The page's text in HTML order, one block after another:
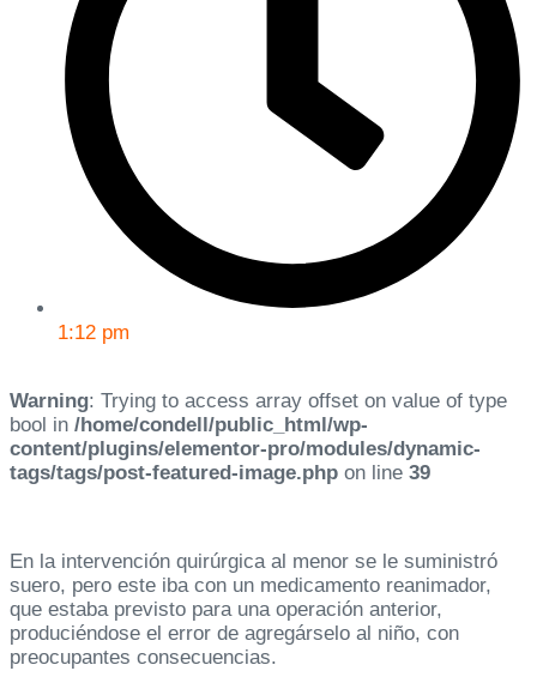
1:12 pm
Warning: Trying to access array offset on value of type
bool in /home/condell/public_html/wp-
content/plugins/elementor-pro/modules/dynamic-
tags/tags/post-featured-image.php on line 39
En la intervención quirúrgica al menor se le suministró
suero, pero este iba con un medicamento reanimador,
que estaba previsto para una operación anterior,
produciéndose el error de agregárselo al niño, con
preocupantes consecuencias.